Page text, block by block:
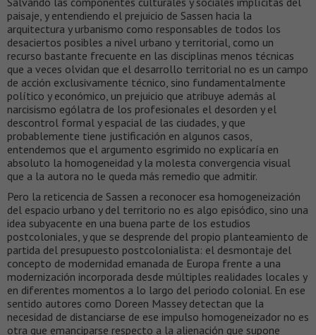
paisaje, y entendiendo el prejuicio de Sassen hacia la
arquitectura y urbanismo como responsables de todos los
desaciertos posibles a nivel urbano y territorial, como un
recurso bastante frecuente en las disciplinas menos técnicas
que a veces olvidan que el desarrollo territorial no es un campo
de acción exclusivamente técnico, sino fundamentalmente
político y económico, un prejuicio que atribuye además al
narcisismo ególatra de los profesionales el desorden y el
descontrol formal y espacial de las ciudades, y que
probablemente tiene justificación en algunos casos,
entendemos que el argumento esgrimido no explicaría en
absoluto la homogeneidad y la molesta convergencia visual
que a la autora no le queda más remedio que admitir.
Pero la reticencia de Sassen a reconocer esa homogeneización
del espacio urbano y del territorio no es algo episódico, sino una
idea subyacente en una buena parte de los estudios
postcoloniales, y que se desprende del propio planteamiento de
partida del presupuesto postcolonialista: el desmontaje del
concepto de modernidad emanada de Europa frente a una
modernización incorporada desde múltiples realidades locales y
en diferentes momentos a lo largo del periodo colonial. En ese
sentido autores como Doreen Massey detectan que la
necesidad de distanciarse de ese impulso homogeneizador no es
otra que emanciparse respecto a la alienación que supone